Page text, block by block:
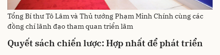
Tổng Bí thư Tô Lâm và Thủ tướng Phạm Minh Chính cùng các
đồng chí lãnh đạo tham quan triển lãm
Quyếtsách chiếnlược:Hợpnhấtđểpháttriển